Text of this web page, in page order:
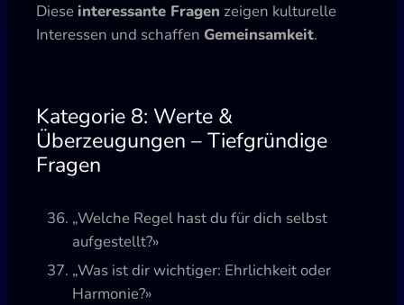
Diese interessante Fragen zeigen kulturelle
Interessen und schaffen Gemeinsamkeit.
Kategorie 8: Werte &
Überzeugungen – Tiefgründige
Fragen
„Welche Regel hast du für dich selbst
aufgestellt?»
„Was ist dir wichtiger: Ehrlichkeit oder
Harmonie?»